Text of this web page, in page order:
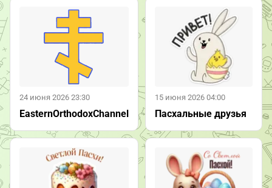
24 июня 2026 23:30
EasternOrthodoxChannel
15 июня 2026 04:00
Пасхальные друзья